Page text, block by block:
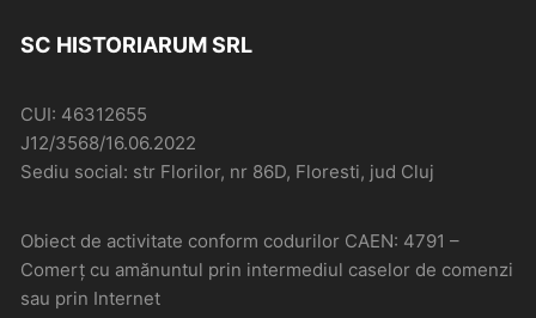
SC HISTORIARUM SRL
CUI: 46312655
J12/3568/16.06.2022
Sediu social: str Florilor, nr 86D, Floresti, jud Cluj
Obiect de activitate conform codurilor CAEN: 4791 –
Comerţ cu amănuntul prin intermediul caselor de comenzi
sau prin Internet